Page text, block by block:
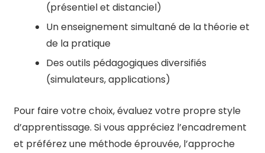
(présentiel et distanciel)
Un enseignement simultané de la théorie et
de la pratique
Des outils pédagogiques diversifiés
(simulateurs, applications)
Pour faire votre choix, évaluez votre propre style
d’apprentissage. Si vous appréciez l’encadrement
et préférez une méthode éprouvée, l’approche